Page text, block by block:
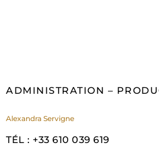
ADMINISTRATION –
Alexandra Servigne
TÉL : +33 610 039 619